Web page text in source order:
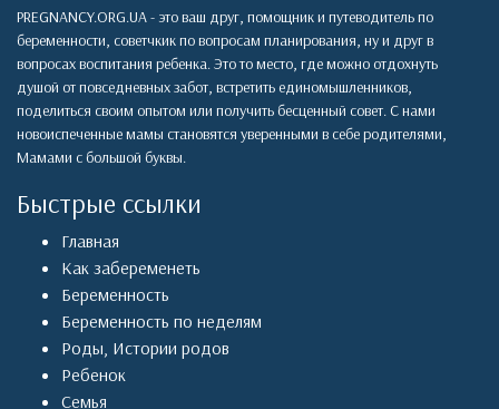
PREGNANCY.ORG.UA - это ваш друг, помощник и путеводитель по
беременности, советчкик по вопросам планирования, ну и друг в
вопросах воспитания ребенка. Это то место, где можно отдохнуть
душой от повседневных забот, встретить единомышленников,
поделиться своим опытом или получить бесценный совет. С нами
новоиспеченные мамы становятся уверенными в себе родителями,
Мамами с большой буквы.
Быстрые ссылки
Главная
Как забеременеть
Беременность
Беременность по неделям
Роды, Истории родов
Ребенок
Семья